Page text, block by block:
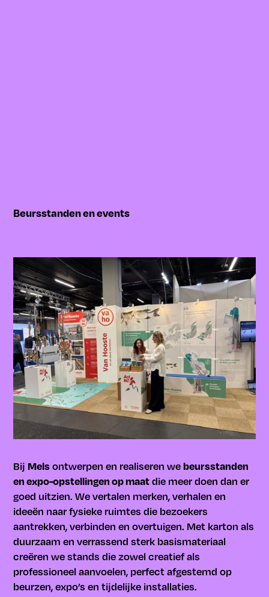
Beursstanden en events
Bij Melsontwerpen en realiseren webeursstanden
en expo-opstellingen op maatdie meer doen dan er
goed uitzien. We vertalen merken, verhalen en
ideeën naar fysieke ruimtes die bezoekers
aantrekken, verbinden en overtuigen. Met karton als
duurzaam en verrassend sterk basismateriaal
creëren we stands die zowel creatief als
professioneel aanvoelen, perfect afgestemd op
beurzen, expo’s en tijdelijke installaties.